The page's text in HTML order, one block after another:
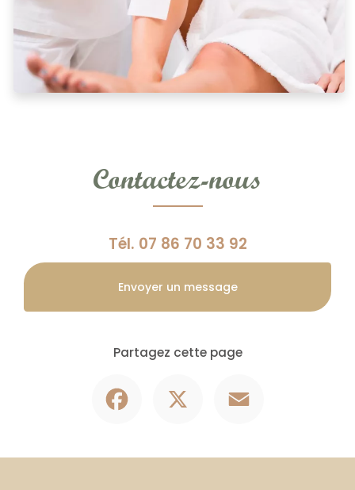
Contactez-nous
Tél. 07 86 70 33 92
Envoyer un message
Partagez cette page